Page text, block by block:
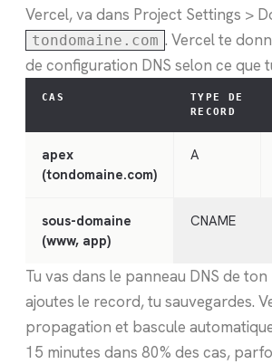
Vercel, va dans Project Settings >
tondomaine.com . Vercel te
de configuration DNS selon ce que
CAS
TYPE DE
RECORD
apex
(tondomaine.com)
A
sous-domaine
(www, app)
CNAME
Tu vas dans le panneau DNS de
ajoutes le record, tu sauvegardes.
propagation et bascule
15 minutes dans 80% des cas,